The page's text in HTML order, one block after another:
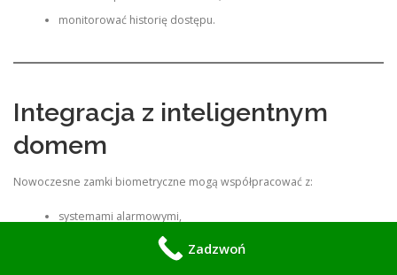
monitorować historię dostępu.
Integracja z inteligentnym
domem
Nowoczesne zamki biometryczne mogą współpracować z:
systemami alarmowymi,
automatyką budynkową,
Zadzwoń